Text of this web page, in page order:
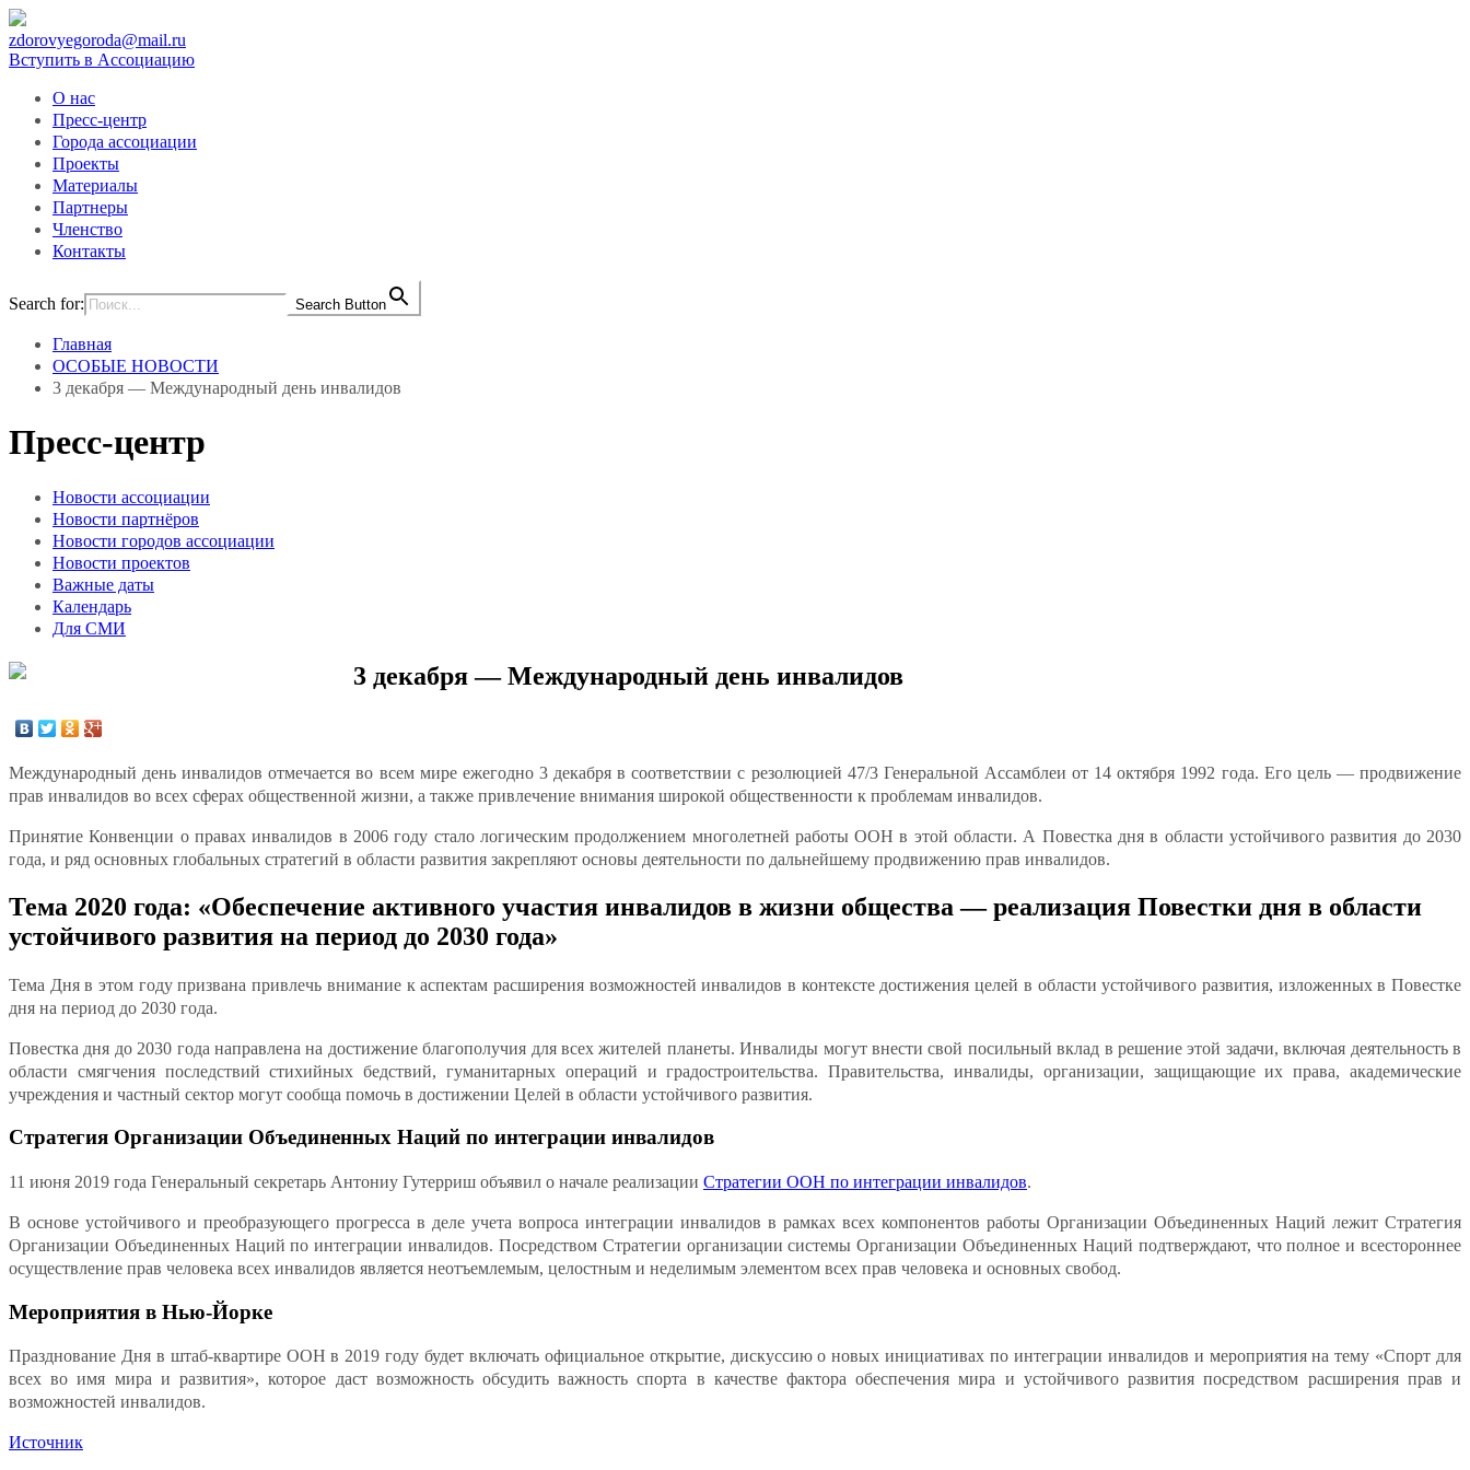
zdorovyegoroda@mail.ru
Вступить в Ассоциацию
О нас
Пресс-центр
Города ассоциации
Проекты
Материалы
Партнеры
Членство
Контакты
Search for: Search Button
Главная
ОСОБЫЕ НОВОСТИ
3 декабря — Международный день инвалидов
Пресс-центр
Новости ассоциации
Новости партнёров
Новости городов ассоциации
Новости проектов
Важные даты
Календарь
Для СМИ
3 декабря — Международный день инвалидов
Международный день инвалидов отмечается во всем мире ежегодно 3 декабря в соответствии с резолюцией 47/3 Генеральной Ассамблеи от 14 октября 1992 года. Его цель — продвижение
прав инвалидов во всех сферах общественной жизни, а также привлечение внимания широкой общественности к проблемам инвалидов.
Принятие Конвенции о правах инвалидов в 2006 году стало логическим продолжением многолетней работы ООН в этой области. А Повестка дня в области устойчивого развития до 2030
года, и ряд основных глобальных стратегий в области развития закрепляют основы деятельности по дальнейшему продвижению прав инвалидов.
Тема 2020 года: «Обеспечение активного участия инвалидов в жизни общества — реализация Повестки дня в области
устойчивого развития на период до 2030 года»
Тема Дня в этом году призвана привлечь внимание к аспектам расширения возможностей инвалидов в контексте достижения целей в области устойчивого развития, изложенных в Повестке
дня на период до 2030 года.
Повестка дня до 2030 года направлена на достижение благополучия для всех жителей планеты. Инвалиды могут внести свой посильный вклад в решение этой задачи, включая деятельность в
области смягчения последствий стихийных бедствий, гуманитарных операций и градостроительства. Правительства, инвалиды, организации, защищающие их права, академические
учреждения и частный сектор могут сообща помочь в достижении Целей в области устойчивого развития.
Стратегия Организации Объединенных Наций по интеграции инвалидов
11 июня 2019 года Генеральный секретарь Антониу Гутерриш объявил о начале реализации Стратегии ООН по интеграции инвалидов.
В основе устойчивого и преобразующего прогресса в деле учета вопроса интеграции инвалидов в рамках всех компонентов работы Организации Объединенных Наций лежит Стратегия
Организации Объединенных Наций по интеграции инвалидов. Посредством Стратегии организации системы Организации Объединенных Наций подтверждают, что полное и всестороннее
осуществление прав человека всех инвалидов является неотъемлемым, целостным и неделимым элементом всех прав человека и основных свобод.
Мероприятия в Нью-Йорке
Празднование Дня в штаб-квартире ООН в 2019 году будет включать официальное открытие, дискуссию о новых инициативах по интеграции инвалидов и мероприятия на тему «Спорт для
всех во имя мира и развития», которое даст возможность обсудить важность спорта в качестве фактора обеспечения мира и устойчивого развития посредством расширения прав и
возможностей инвалидов.
Источник